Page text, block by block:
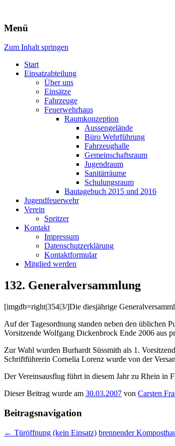
Freiwillige Feuerwehr
Menü
Zum Inhalt springen
Start
Einsatzabteilung
Über uns
Einsätze
Fahrzeuge
Feuerwehrhaus
Raumkonzeption
Aussengelände
Büro Wehrführung
Fahrzeughalle
Gemeinschaftsraum
Jugendraum
Sanitärräume
Schulungsraum
Bautagebuch 2015 und 2016
Jugendfeuerwehr
Verein
Spritzer
Kontakt
Impressum
Datenschutzerklärung
Kontaktformular
Mitglied werden
132. Generalversammlung
[imgdb=right|354|3/]Die diesjährige
Auf der Tagesordnung standen neben den üblichen
Vorsitzende Wolfgang Dickenbrock Ende 2006 aus
Zur Wahl wurden Burhardt Süssmith als 1.
Schriftführerin Cornelia Lorenz wurde von der
Der Vereinsausflug führt in diesem Jahr zu Rhein in
Dieser Beitrag wurde am 30.03.2007 von Carsten
Beitragsnavigation
← Türöffnung (kein Einsatz) brennender